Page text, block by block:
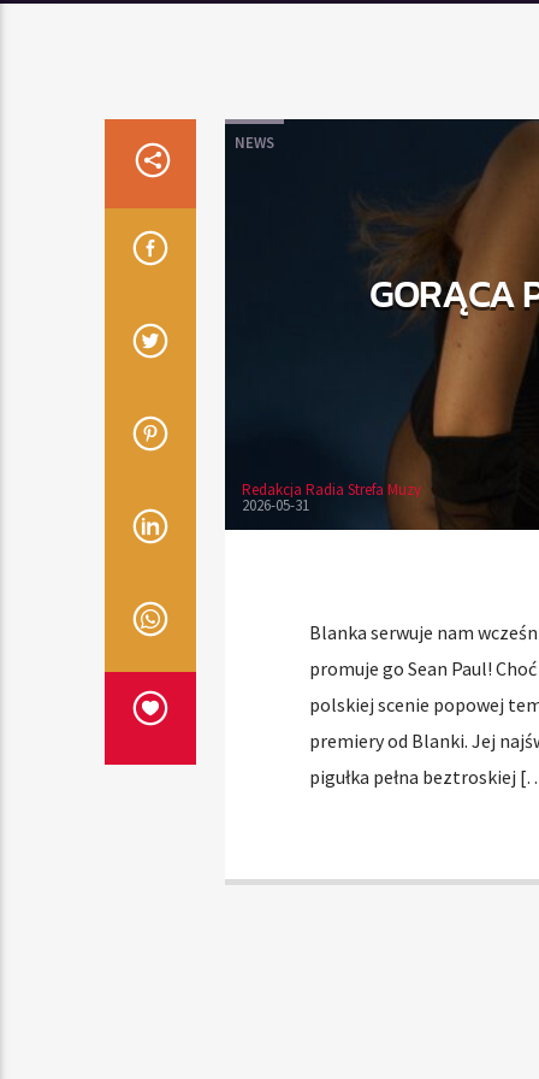
NEWS
GORĄCA
Redakcja Radia Strefa Muzy
2026-05-31
Blanka serwuje nam
promuje go Sean Paul!
polskiej scenie popowej
premiery od Blanki. Jej
pigułka pełna beztroskiej